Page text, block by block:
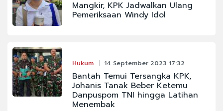
Mangkir, KPK Jadwalkan Ulang
Pemeriksaan Windy Idol
Hukum 14 September 2023 17:32
Bantah Temui Tersangka KPK,
Johanis Tanak Beber Ketemu
Danpuspom TNI hingga Latihan
Menembak